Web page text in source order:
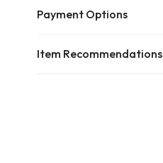
Payment Options
Item Recommendations